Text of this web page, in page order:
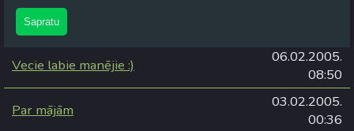
Sapratu
2005. gads
Vecie labie manējie :)
06.02.2005.
08:50
Par mājām
03.02.2005.
00:36